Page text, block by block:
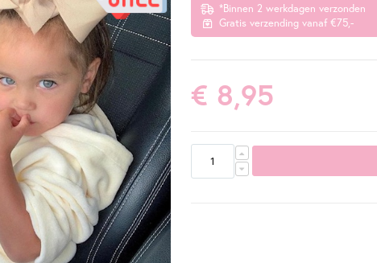
*Binnen 2 werkdagen verzonden
Gratis verzending vanaf €75,-
€ 8,95